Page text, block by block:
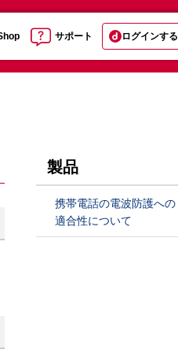
サポート ログインする
製品
携帯電話の電波防護への
適合性について